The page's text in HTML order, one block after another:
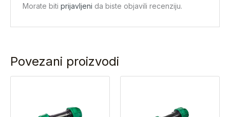
Morate bitiprijavljeni da biste objavili recenziju.
Povezani proizvodi